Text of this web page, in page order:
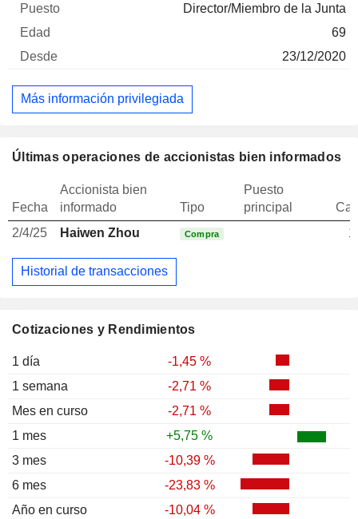
Cotizaciones y Rendimientos
1 día
-1,45 %
1 semana
-2,71 %
Mes en curso
-2,71 %
1 mes
+5,75 %
3 mes
-10,39 %
6 mes
-23,83 %
Año en curso
-10,04 %
Director/Miembro de la Junta
69
23/12/2020
Más información privilegiada
Últimas operaciones de accionistas bien informados
Fecha
Accionista bien
informado
Tipo
Puesto
principal
2/4/25
Haiwen Zhou Compra
Historial de transacciones